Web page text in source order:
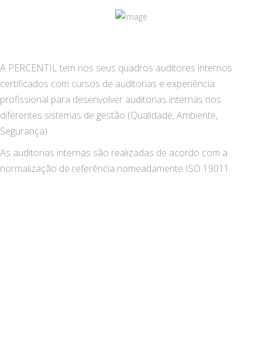
A PERCENTIL tem nos seus quadros auditores internos
certificados com cursos de auditorias e experiência
profissional para desenvolver auditorias internas nos
diferentes sistemas de gestão (Qualidade, Ambiente,
Segurança).
As auditorias internas são realizadas de acordo com a
normalização de referência nomeadamente ISO 19011.